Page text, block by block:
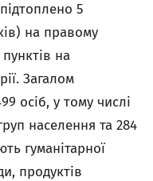
5
на правому
на
Загалом
осіб, у тому числі
населення та 284
гуманітарної
продуктів